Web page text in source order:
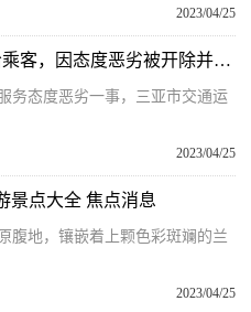
2023/04/25
三亚一出租车司机把怨气撒给乘客，因态度恶劣被开除并列入行业黑名单 当前速读
务态度恶劣一事，三亚市交通运
2023/04/25
景点大全 焦点消息
腹地，镶嵌着上颗色彩斑斓的兰
2023/04/25